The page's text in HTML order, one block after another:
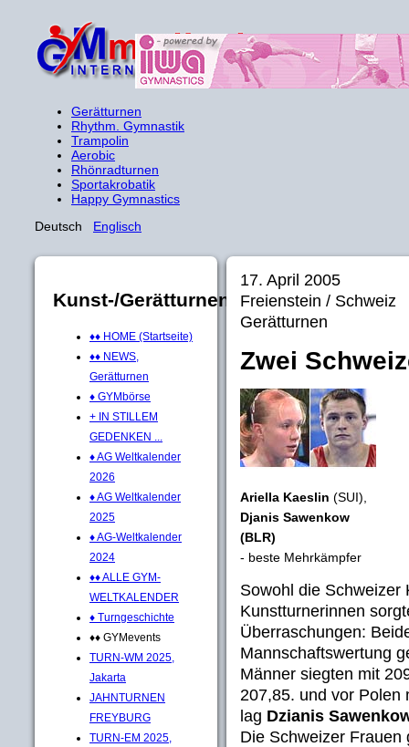
Gerätturnen
Rhythm. Gymnastik
Trampolin
Aerobic
Rhönradturnen
Sportakrobatik
Happy Gymnastics
Deutsch Englisch
Kunst-/Gerätturnen
♦♦ HOME (Startseite)
♦♦ NEWS,
Gerätturnen
♦ GYMbörse
+ IN STILLEM
GEDENKEN ...
♦ AG Weltkalender
2026
♦ AG Weltkalender
2025
♦ AG-Weltkalender
2024
♦♦ ALLE GYM-
WELTKALENDER
♦ Turngeschichte
♦♦ GYMevents
TURN-WM 2025,
Jakarta
JAHNTURNEN
FREYBURG
TURN-EM 2025,
17. April 2005
Freienstein / Schweiz
Gerätturnen
Zwei
Ariella Kaeslin (SUI),
Djanis Sawenkow
(BLR)
- beste Mehrkämpfer
Sowohl die Schweizer
Kunstturnerinnen
Überraschungen:
Mannschaftswertung
Männer siegten mit
207,85. und vor Polen
lag Dzianis
Die Schweizer